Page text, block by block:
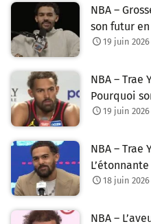
NBA –
son futur
19 juin 2026
NBA – Trae
Pourquoi
19 juin 2026
NBA – Trae
18 juin
NBA –